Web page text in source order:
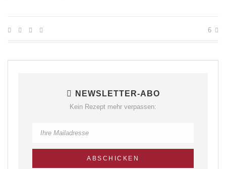
6
NEWSLETTER-ABO
Kein Rezept mehr verpassen: